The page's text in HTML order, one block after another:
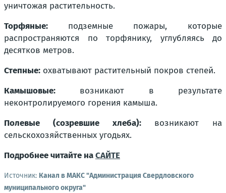
уничтожая растительность.
Торфяные: подземные пожары, которые
распространяются по торфянику, углубляясь до
десятков метров.
Степные: охватывают растительный покров степей.
Камышовые: возникают в результате
неконтролируемого горения камыша.
Полевые (созревшие хлеба): возникают на
сельскохозяйственных угодьях.
Подробнее читайте наСАЙТЕ
Источник: Канал в МАКС "Администрация Свердловского
муниципального округа"